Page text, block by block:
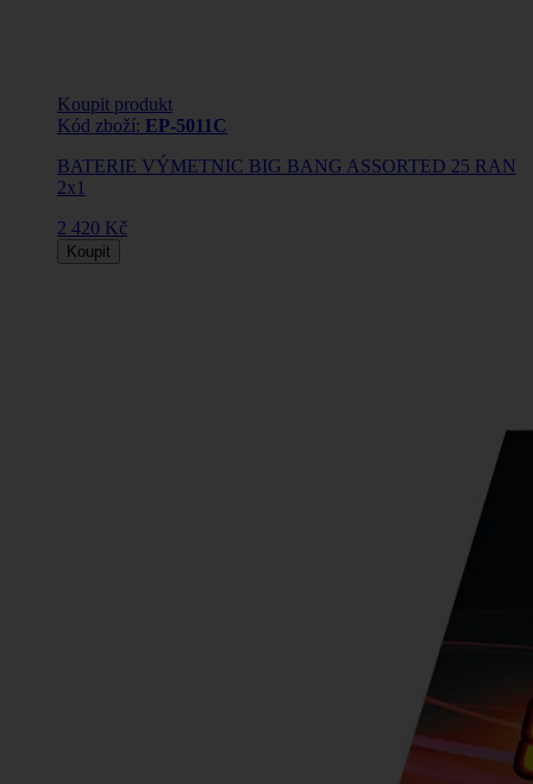
Koupit produkt
Kód zboží: EP-5011C
BATERIE VÝMETNIC BIG BANG ASSORTED 25 RAN
2x1
2 420 Kč
Koupit